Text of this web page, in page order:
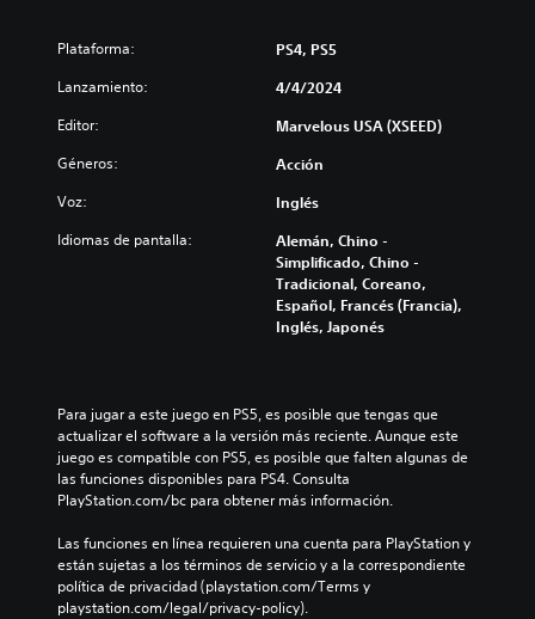
Plataforma: PS4, PS5
Lanzamiento: 4/4/2024
Editor: Marvelous USA (XSEED)
Géneros: Acción
Voz: Inglés
Idiomas de pantalla:
Alemán, Chino -
Simplificado, Chino -
Tradicional, Coreano,
Español, Francés (Francia),
Inglés, Japonés
Para jugar a este juego en PS5, es posible que tengas que
actualizar el software a la versión más reciente. Aunque este
juego es compatible con PS5, es posible que falten algunas de
las funciones disponibles para PS4. Consulta
PlayStation.com/bc para obtener más información.
Las funciones en línea requieren una cuenta para PlayStation y
están sujetas a los términos de servicio y a la correspondiente
política de privacidad (playstation.com/Terms y
playstation.com/legal/privacy-policy).